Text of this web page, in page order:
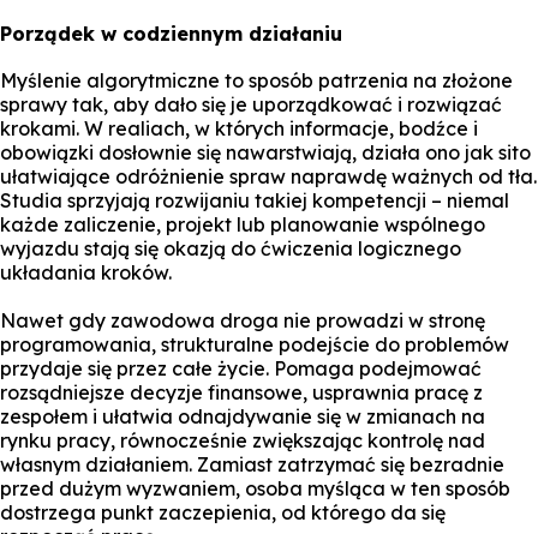
Porządek w codziennym działaniu
Myślenie algorytmiczne to sposób patrzenia na złożone
sprawy tak, aby dało się je uporządkować i rozwiązać
krokami. W realiach, w których informacje, bodźce i
obowiązki dosłownie się nawarstwiają, działa ono jak sito
ułatwiające odróżnienie spraw naprawdę ważnych od tła.
Studia sprzyjają rozwijaniu takiej kompetencji – niemal
każde zaliczenie, projekt lub planowanie wspólnego
wyjazdu stają się okazją do ćwiczenia logicznego
układania kroków.
Nawet gdy zawodowa droga nie prowadzi w stronę
programowania, strukturalne podejście do problemów
przydaje się przez całe życie. Pomaga podejmować
rozsądniejsze decyzje finansowe, usprawnia pracę z
zespołem i ułatwia odnajdywanie się w zmianach na
rynku pracy, równocześnie zwiększając kontrolę nad
własnym działaniem. Zamiast zatrzymać się bezradnie
przed dużym wyzwaniem, osoba myśląca w ten sposób
dostrzega punkt zaczepienia, od którego da się